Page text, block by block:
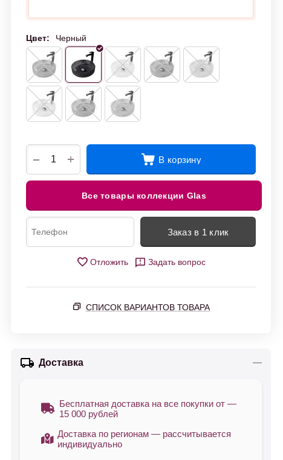
Цвет: Черный
+
− В корзину
Все товары коллекции Glas
Заказ в 1 клик
Отложить Задать вопрос
СПИСОК ВАРИАНТОВ ТОВАРА
Доставка
Бесплатная доставка на все покупки от —
15 000 рублей
Доставка по регионам — рассчитывается
индивидуально